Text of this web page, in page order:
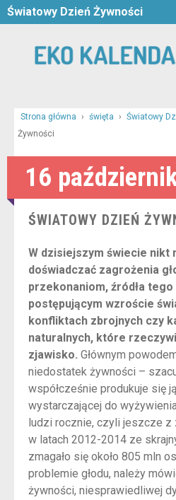
Światowy Dzień Żywności
Strona główna › święta › Światowy
Żywności
16
ŚWIATOWY DZIEŃ
W dzisiejszym świecie nikt
doświadczać zagrożenia
przekonaniom, źródła
postępującym wzroście
konfliktach zbrojnych czy
naturalnych, które
zjawisko. Głównym
niedostatek żywności –
współcześnie produkuje się
wystarczającej do
ludzi rocznie, czyli jeszcze z
w latach 2012-2014 ze
zmagało się około 805 mln
problemie głodu, należy
żywności, niesprawiedliwej